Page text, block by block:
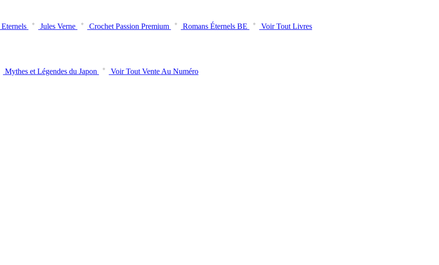
Jules Verne Crochet Passion Premium Romans Éternels BE
Voir Tout Livres
Mythes et Légendes du Japon
Voir Tout Vente Au Numéro